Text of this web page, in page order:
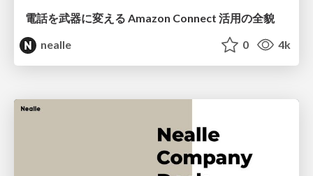
電話を武器に変える Amazon Connect 活用の全貌
nealle
0 4k